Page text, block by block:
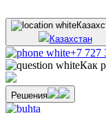
Казахстан
+7 727
Как
Решения